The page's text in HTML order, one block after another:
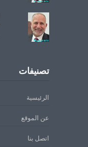
تصنيفات
الرئيسية
عن الموقع
اتصل بنا